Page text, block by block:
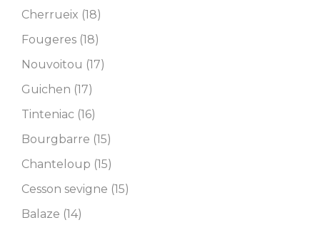
Cherrueix (18)
Fougeres (18)
Nouvoitou (17)
Guichen (17)
Tinteniac (16)
Bourgbarre (15)
Chanteloup (15)
Cesson sevigne (15)
Balaze (14)